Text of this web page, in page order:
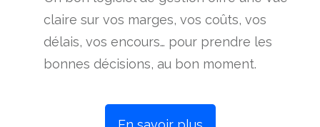
claire sur vos marges, vos coûts, vos
délais, vos encours… pour prendre les
bonnes décisions, au bon moment.